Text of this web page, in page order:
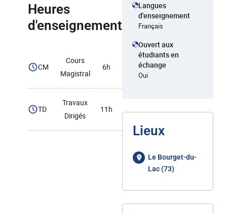
Heures
d'enseignement
CM
Cours
Magistral
6h
TD
Travaux
Dirigés
11h
Langues
d'enseignement
Français
Ouvert aux
étudiants en
échange
Oui
Lieux
Le Bourget-du-
Lac (73)